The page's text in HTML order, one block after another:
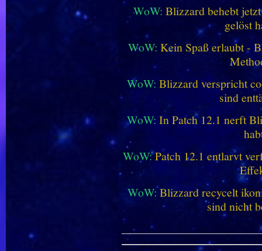
WoW: Blizzard behebt
gelöst
WoW: Kein Spaß erlaubt -
WoW: Blizzard verspricht
sind
WoW: In Patch 12.1 nerft
WoW:Patch 12.1 entlarvt
WoW:Blizzard recycelt
sind nicht